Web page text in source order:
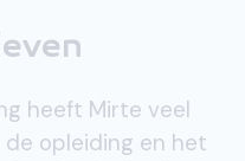
heeft Mirte veel
opleiding en het